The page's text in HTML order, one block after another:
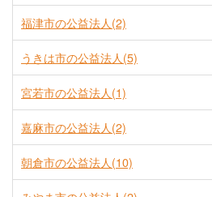
福津市の公益法人(2)
うきは市の公益法人(5)
宮若市の公益法人(1)
嘉麻市の公益法人(2)
朝倉市の公益法人(10)